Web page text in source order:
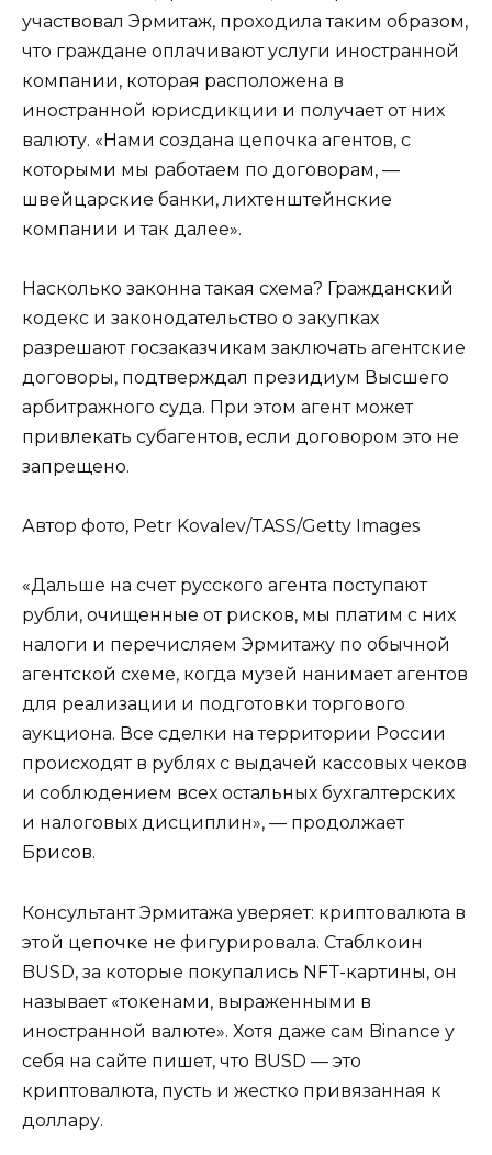
участвовал Эрмитаж, проходила таким образом,
что граждане оплачивают услуги иностранной
компании, которая расположена в
иностранной юрисдикции и получает от них
валюту. «Нами создана цепочка агентов, с
которыми мы работаем по договорам, —
швейцарские банки, лихтенштейнские
компании и так далее».
Насколько законна такая схема? Гражданский
кодекс и законодательство о закупках
разрешают госзаказчикам заключать агентские
договоры, подтверждал президиум Высшего
арбитражного суда. При этом агент может
привлекать субагентов, если договором это не
запрещено.
Автор фото, Petr Kovalev/TASS/Getty Images
«Дальше на счет русского агента поступают
рубли, очищенные от рисков, мы платим с них
налоги и перечисляем Эрмитажу по обычной
агентской схеме, когда музей нанимает агентов
для реализации и подготовки торгового
аукциона. Все сделки на территории России
происходят в рублях с выдачей кассовых чеков
и соблюдением всех остальных бухгалтерских
и налоговых дисциплин», — продолжает
Брисов.
Консультант Эрмитажа уверяет: криптовалюта в
этой цепочке не фигурировала. Стаблкоин
BUSD, за которые покупались NFT-картины, он
называет «токенами, выраженными в
иностранной валюте». Хотя даже сам Binance у
себя на сайте пишет, что BUSD — это
криптовалюта, пусть и жестко привязанная к
доллару.